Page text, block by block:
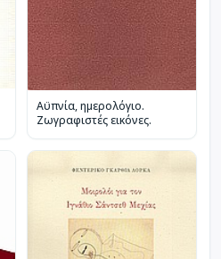
Αϋπνία, ημερολόγιο.
Ζωγραφιστές εικόνες.